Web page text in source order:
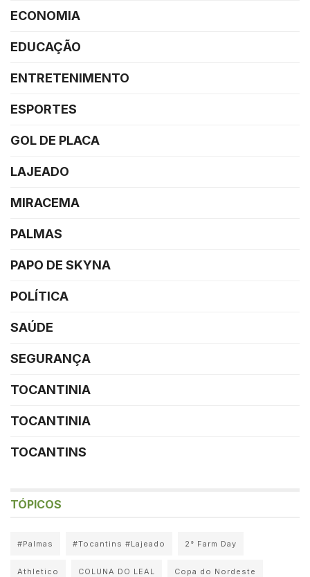
ECONOMIA
EDUCAÇÃO
ENTRETENIMENTO
ESPORTES
GOL DE PLACA
LAJEADO
MIRACEMA
PALMAS
PAPO DE SKYNA
POLÍTICA
SAÚDE
SEGURANÇA
TOCANTINIA
TOCANTINIA
TOCANTINS
TÓPICOS
#Palmas #Tocantins #Lajeado 2° Farm Day
Athletico COLUNA DO LEAL Copa do Nordeste